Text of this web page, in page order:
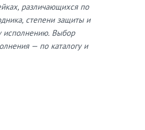
различающихся по
степени защиты и
исполнению. Выбор
— по каталогу и